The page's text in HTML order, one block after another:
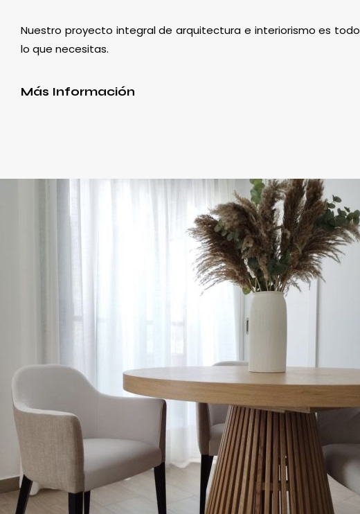
Nuestro proyecto integral de arquitectura e interiorismo es todo
lo que necesitas.
Más Información